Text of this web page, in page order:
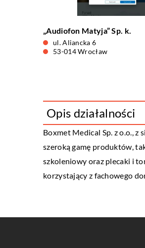
„Audiofon Matyja” Sp. k.
ul. Aliancka 6
53-014 Wrocław
Opis działalności
Boxmet Medical Sp. z o.o.,
szeroką gamę produktów,
szkoleniowy oraz plecaki i
korzystający z fachowego